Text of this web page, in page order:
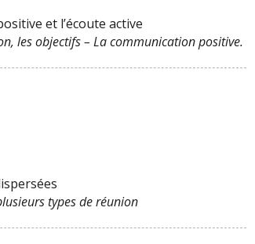
et l’écoute active
les objectifs – La communication positive.
types de réunion